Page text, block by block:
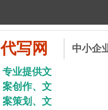
专业提供文
案创作、文
案策划、文
中小企
代写网